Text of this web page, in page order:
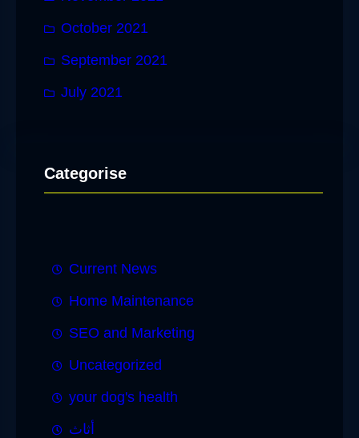
October 2021
September 2021
July 2021
Categorise
Current News
Home Maintenance
SEO and Marketing
Uncategorized
your dog's health
أثاث